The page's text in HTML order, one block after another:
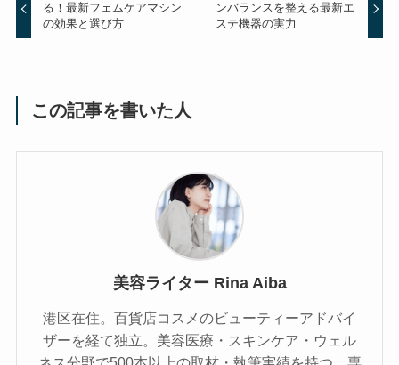
る！最新フェムケアマシン
の効果と選び方
ンバランスを整える最新エ
ステ機器の実力
この記事を書いた人
美容ライター Rina Aiba
港区在住。百貨店コスメのビューティーアドバイ
ザーを経て独立。美容医療・スキンケア・ウェル